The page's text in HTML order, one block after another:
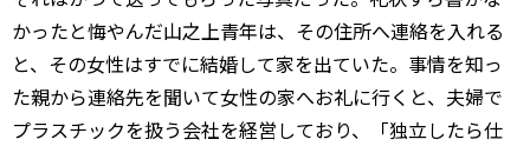
かったと悔やんだ山之上青年は、その住所へ連絡を入れる
と、その女性はすでに結婚して家を出ていた。事情を知っ
た親から連絡先を聞いて女性の家へお礼に行くと、夫婦で
プラスチックを扱う会社を経営しており、「独立したら仕